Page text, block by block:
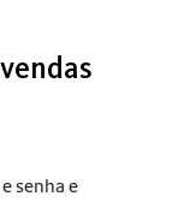
senha e